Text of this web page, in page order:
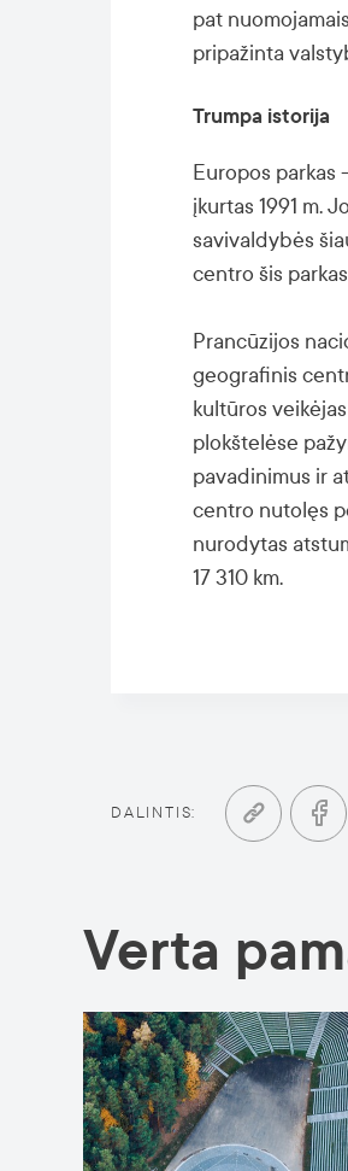
pat
pripažinta
Trumpa istorija
Europos parkas
įkurtas 1991 m.
savivaldybės
centro šis
Prancūzijos
geografinis
kultūros
plokštelėse
pavadinimus ir
centro nutolęs
nurodytas
17 310 km.
DALINTIS:
Verta